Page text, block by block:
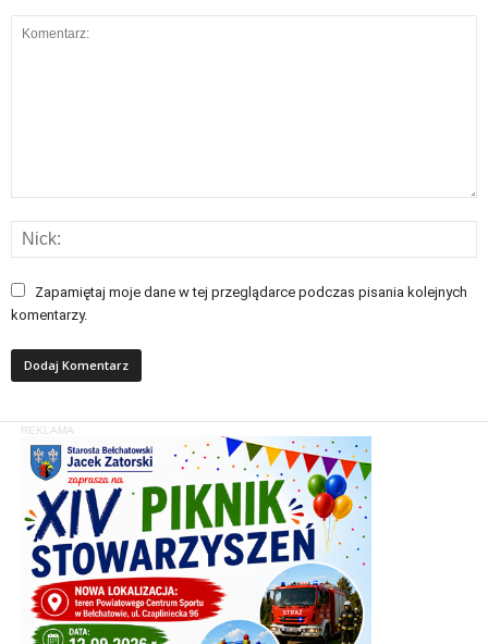
Zapamiętaj moje dane w tej przeglądarce podczas pisania kolejnych
komentarzy.
REKLAMA